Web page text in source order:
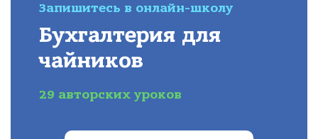
Запишитесь в онлайн-школу
Бухгалтерия для
чайников
29 авторских уроков